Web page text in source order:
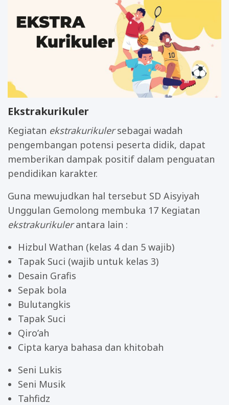
Ekstrakurikuler
Kegiatan ekstrakurikulersebagai wadah
pengembangan potensi peserta didik, dapat
memberikan dampak positif dalam penguatan
pendidikan karakter.
Guna mewujudkan hal tersebut SD Aisyiyah
Unggulan Gemolong membuka 17 Kegiatan
ekstrakurikulerantara lain :
Hizbul Wathan (kelas 4 dan 5 wajib)
Tapak Suci (wajib untuk kelas 3)
Desain Grafis
Sepak bola
Bulutangkis
Tapak Suci
Qiro’ah
Cipta karya bahasa dan khitobah
Seni Lukis
Seni Musik
Tahfidz